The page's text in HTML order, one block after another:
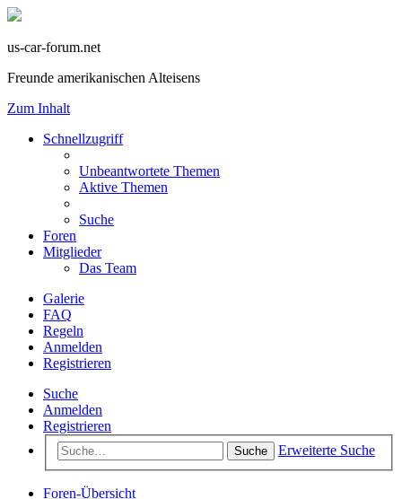
us-car-forum.net
Freunde amerikanischen Alteisens
Zum Inhalt
Schnellzugriff
Unbeantwortete Themen
Aktive Themen
Suche
Foren
Mitglieder
Das Team
Galerie
FAQ
Regeln
Anmelden
Registrieren
Suche
Anmelden
Registrieren
Suche Erweiterte Suche
Foren-Übersicht